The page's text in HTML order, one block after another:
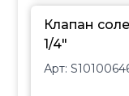
Клапан
1/4"
Арт: